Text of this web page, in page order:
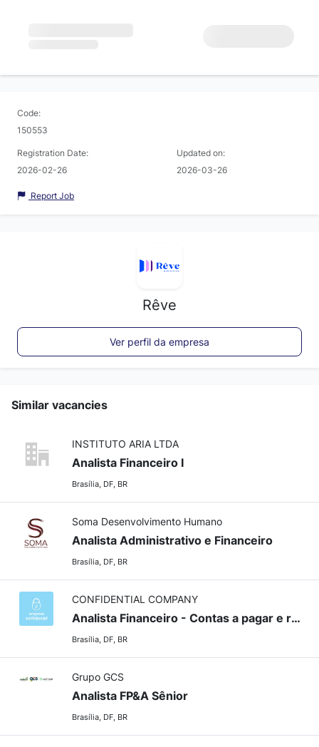
Code:
150553
Registration Date:
2026-02-26
Updated on:
2026-03-26
Report Job
Rêve
Ver perfil da empresa
Similar vacancies
INSTITUTO ARIA LTDA
Analista Financeiro I
Brasília, DF, BR
Soma Desenvolvimento Humano
Analista Administrativo e Financeiro
Brasília, DF, BR
CONFIDENTIAL COMPANY
Analista Financeiro - Contas a pagar e receber
Brasília, DF, BR
Grupo GCS
Analista FP&A Sênior
Brasília, DF, BR